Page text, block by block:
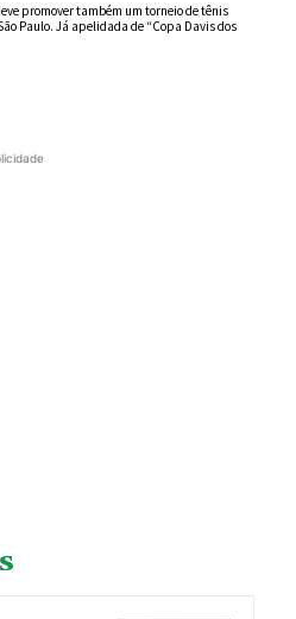
promover também um torneio de tênis
Paulo. Já apelidada de “Copa Davis dos